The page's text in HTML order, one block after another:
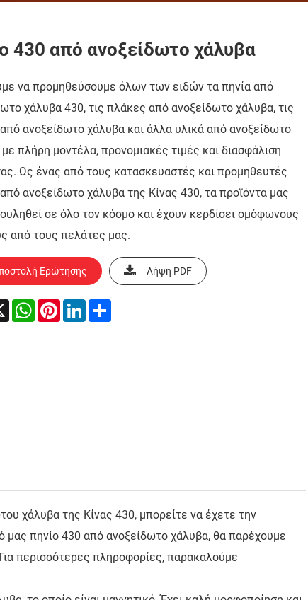
430 από ανοξείδωτο χάλυβα
να προμηθεύσουμε όλων των ειδών τα πηνία από
χάλυβα 430, τις πλάκες από ανοξείδωτο χάλυβα, τις
από ανοξείδωτο χάλυβα και άλλα υλικά από ανοξείδωτο
πλήρη μοντέλα, προνομιακές τιμές και διασφάλιση
Ως ένας από τους κατασκευαστές και προμηθευτές
ανοξείδωτο χάλυβα της Κίνας 430, τα προϊόντα μας
σε όλο τον κόσμο και έχουν κερδίσει ομόφωνους
από τους πελάτες μας.
Ερώτησης Λήψη PDF
X WhatsApp
PinterestLinkedInShare
χάλυβα της Κίνας 430, μπορείτε να έχετε την
μας πηνίο 430 από ανοξείδωτο χάλυβα, θα παρέχουμε
περισσότερες πληροφορίες, παρακαλούμε